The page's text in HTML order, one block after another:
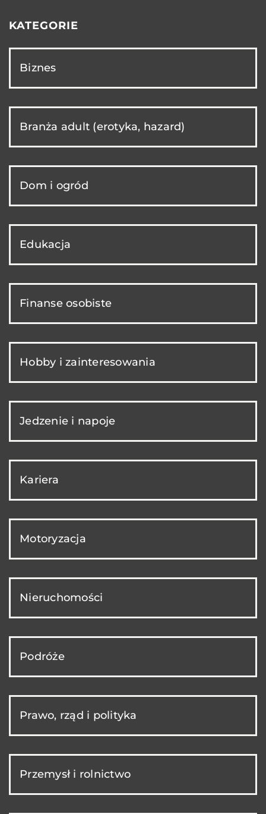
KATEGORIE
Biznes
Branża adult (erotyka, hazard)
Dom i ogród
Edukacja
Finanse osobiste
Hobby i zainteresowania
Jedzenie i napoje
Kariera
Motoryzacja
Nieruchomości
Podróże
Prawo, rząd i polityka
Przemysł i rolnictwo